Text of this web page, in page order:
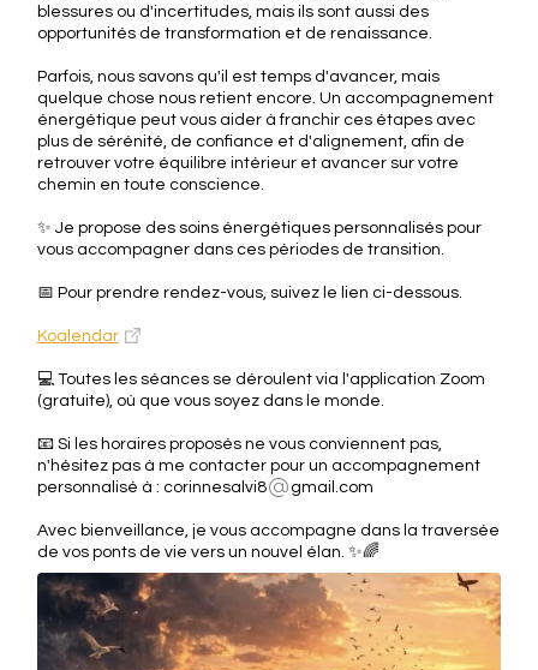
blessures ou d'incertitudes, mais ils sont aussi des
opportunités de transformation et de renaissance.
Parfois, nous savons qu'il est temps d'avancer, mais
quelque chose nous retient encore. Un accompagnement
énergétique peut vous aider à franchir ces étapes avec
plus de sérénité, de confiance et d'alignement, afin de
retrouver votre équilibre intérieur et avancer sur votre
chemin en toute conscience.
✨ Je propose des soins énergétiques personnalisés pour
vous accompagner dans ces périodes de transition.
📅 Pour prendre rendez-vous, suivez le lien ci-dessous.
Koalendar
💻 Toutes les séances se déroulent via l'application Zoom
(gratuite), où que vous soyez dans le monde.
📧 Si les horaires proposés ne vous conviennent pas,
n'hésitez pas à me contacter pour un accompagnement
personnalisé à : corinnesalvi8
gmail.com
Avec bienveillance, je vous accompagne dans la traversée
de vos ponts de vie vers un nouvel élan. ✨🌈